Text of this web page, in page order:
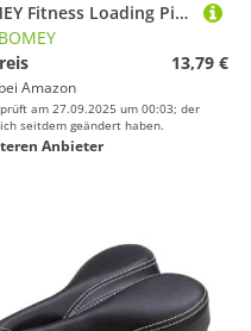
TOBBOMEY Fitness Loading Pin aus Robustem Stahl Hantelscheibenhalter für Krafttraining Fitnesszubehör für Kabelzug Umlenkrollen Gym Geräte Zubehör
13,79 €
Amazon
am 27.09.2025 um 00:03; der
seitdem geändert haben.
Anbieter